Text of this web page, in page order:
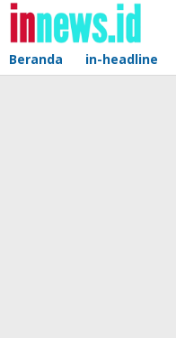
Lewati
konten
Beranda in-headline